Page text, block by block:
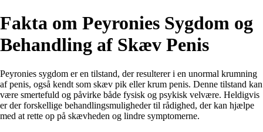
Fakta om Peyronies Sygdom og
Behandling af Skæv Penis
Peyronies sygdom er en tilstand, der resulterer i en unormal krumning
af penis, også kendt som skæv pik eller krum penis. Denne tilstand kan
være smertefuld og påvirke både fysisk og psykisk velvære. Heldigvis
er der forskellige behandlingsmuligheder til rådighed, der kan hjælpe
med at rette op på skævheden og lindre symptomerne.